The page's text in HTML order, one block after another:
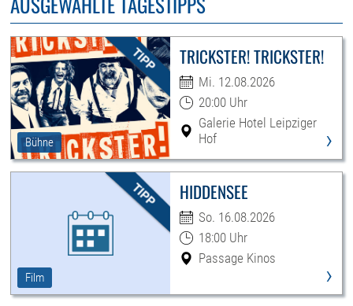
Bühne
TRICKSTER! TRICKSTER!
Mi. 12.08.2026
20:00 Uhr
Galerie Hotel Leipziger
Hof
›
Film
HIDDENSEE
So. 16.08.2026
18:00 Uhr
Passage Kinos
›